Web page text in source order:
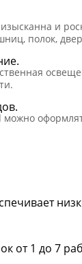
и
полок,
от 1 до 7